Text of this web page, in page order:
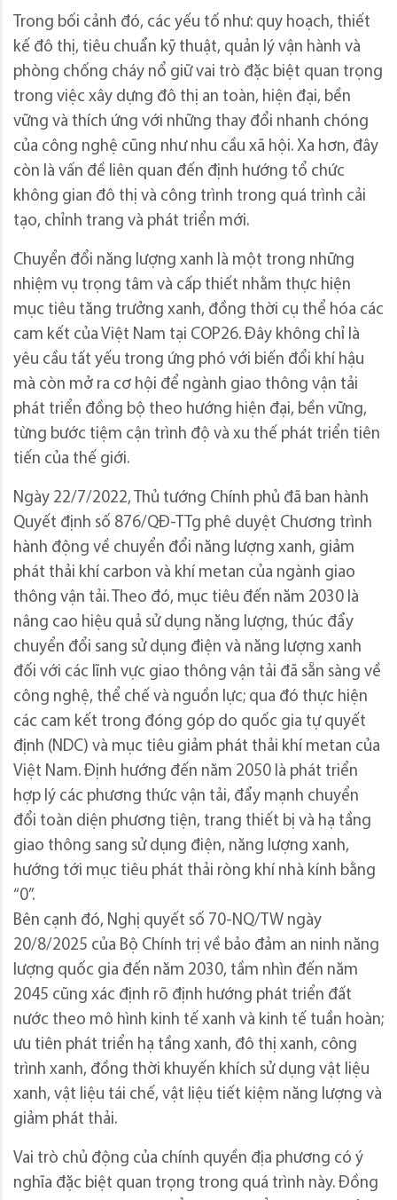
Trong bối cảnh đó, các yếu tố như: quy hoạch, thiết
kế đô thị, tiêu chuẩn kỹ thuật, quản lý vận hành và
phòng chống cháy nổ giữ vai trò đặc biệt quan trọng
trong việc xây dựng đô thị an toàn, hiện đại, bền
vững và thích ứng với những thay đổi nhanh chóng
của công nghệ cũng như nhu cầu xã hội. Xa hơn, đây
còn là vấn đề liên quan đến định hướng tổ chức
không gian đô thị và công trình trong quá trình cải
tạo, chỉnh trang và phát triển mới.
Chuyển đổi năng lượng xanh là một trong những
nhiệm vụ trọng tâm và cấp thiết nhằm thực hiện
mục tiêu tăng trưởng xanh, đồng thời cụ thể hóa các
cam kết của Việt Nam tại COP26. Đây không chỉ là
yêu cầu tất yếu trong ứng phó với biến đổi khí hậu
mà còn mở ra cơ hội để ngành giao thông vận tải
phát triển đồng bộ theo hướng hiện đại, bền vững,
từng bước tiệm cận trình độ và xu thế phát triển tiên
tiến của thế giới.
Ngày 22/7/2022, Thủ tướng Chính phủ đã ban hành
Quyết định số 876/QĐ-TTg phê duyệt Chương trình
hành động về chuyển đổi năng lượng xanh, giảm
phát thải khí carbon và khí metan của ngành giao
thông vận tải. Theo đó, mục tiêu đến năm 2030 là
nâng cao hiệu quả sử dụng năng lượng, thúc đẩy
chuyển đổi sang sử dụng điện và năng lượng xanh
đối với các lĩnh vực giao thông vận tải đã sẵn sàng về
công nghệ, thể chế và nguồn lực; qua đó thực hiện
các cam kết trong đóng góp do quốc gia tự quyết
định (NDC) và mục tiêu giảm phát thải khí metan của
Việt Nam. Định hướng đến năm 2050 là phát triển
hợp lý các phương thức vận tải, đẩy mạnh chuyển
đổi toàn diện phương tiện, trang thiết bị và hạ tầng
giao thông sang sử dụng điện, năng lượng xanh,
hướng tới mục tiêu phát thải ròng khí nhà kính bằng
“0”.
Bên cạnh đó, Nghị quyết số 70-NQ/TW ngày
20/8/2025 của Bộ Chính trị về bảo đảm an ninh năng
lượng quốc gia đến năm 2030, tầm nhìn đến năm
2045 cũng xác định rõ định hướng phát triển đất
nước theo mô hình kinh tế xanh và kinh tế tuần hoàn;
ưu tiên phát triển hạ tầng xanh, đô thị xanh, công
trình xanh, đồng thời khuyến khích sử dụng vật liệu
xanh, vật liệu tái chế, vật liệu tiết kiệm năng lượng và
giảm phát thải.
Vai trò chủ động của chính quyền địa phương có ý
nghĩa đặc biệt quan trọng trong quá trình này. Đồng